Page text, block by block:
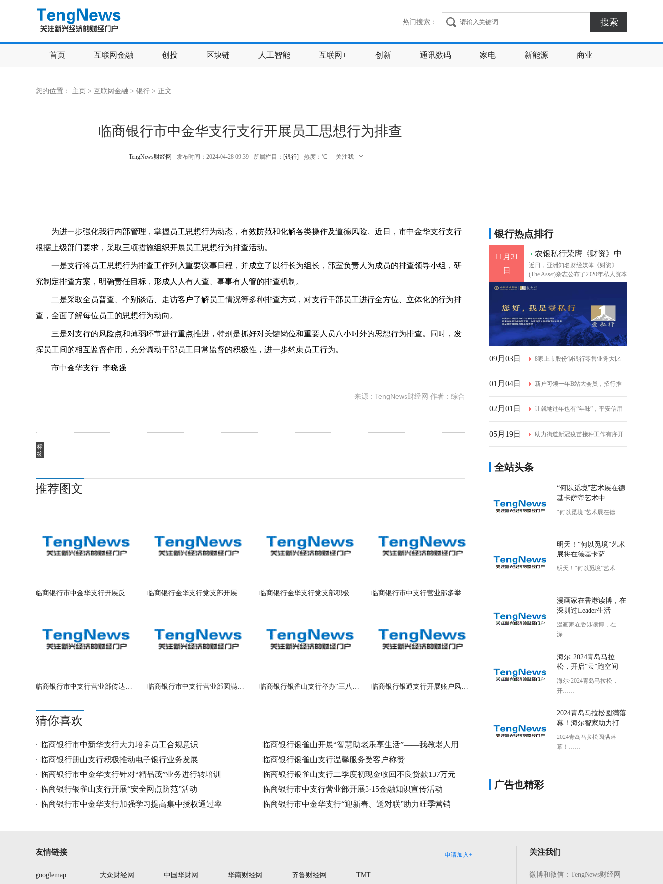
搜索
热门搜索：
首页 互联网金融 创投 区块链 人工智能 互联网+ 创新 通讯数码 家电 新能源 商业
您的位置： 主页 > 互联网金融 > 银行 > 正文
临商银行市中金华支行支行开展员工思想行为排查
TengNews财经网 发布时间：2024-04-28 09:39 所属栏目： [银行] 热度： ℃ 关注我
为进一步强化我行内部管理，掌握员工思想行为动态，有效防范和化解各类操作及道德风险。近日，市中金华支行支行
根据上级部门要求，采取三项措施组织开展员工思想行为排查活动。
一是支行将员工思想行为排查工作列入重要议事日程，并成立了以行长为组长，部室负责人为成员的排查领导小组，研
究制定排查方案，明确责任目标，形成人人有人查、事事有人管的排查机制。
二是采取全员普查、个别谈话、走访客户了解员工情况等多种排查方式，对支行干部员工进行全方位、立体化的行为排
查，全面了解每位员工的思想行为动向。
三是对支行的风险点和薄弱环节进行重点推进，特别是抓好对关键岗位和重要人员八小时外的思想行为排查。同时，发
挥员工间的相互监督作用，充分调动干部员工日常监督的积极性，进一步约束员工行为。
市中金华支行 李晓强
来源：TengNews财经网 作者：综合
标
签
推荐图文
临商银行市中金华支行开展反洗钱工作自 临商银行金华支行党支部开展主题为“以 临商银行金华支行党支部积极组织开展保 临商银行市中支行营业部多举措开展202
临商银行市中支行营业部传达学习临商银 临商银行市中支行营业部圆满完成旺季营 临商银行银雀山支行举办“三八”女神节 临商银行银通支行开展账户风险排查工作
猜你喜欢
临商银行市中新华支行大力培养员工合规意识
临商银行银雀山开展“智慧助老乐享生活”——我教老人用
手机
临商银行册山支行积极推动电子银行业务发展
临商银行银雀山支行温馨服务受客户称赞
临商银行市中金华支行针对“精品茂”业务进行转培训
临商银行银雀山支行二季度初现金收回不良贷款137万元
临商银行银雀山支行开展“安全网点防范”活动
临商银行市中支行营业部开展3·15金融知识宣传活动
临商银行市中金华支行加强学习提高集中授权通过率
临商银行市中金华支行“迎新春、送对联”助力旺季营销
银行热点排行
11月21
日
农银私行荣膺《财资》中
国区唯一“最佳
近日，亚洲知名财经媒体《财资》
(The Asset)杂志公布了2020年私人资本
大奖暨私人银行、财富管理、投资解
09月03日 8家上市股份制银行零售业务大比
拼 谁进
01月04日 新户可领一年B站大会员，招行推
出bilib
02月01日 让就地过年也有“年味”，平安信用
卡“
05月19日 ​助力街道新冠疫苗接种工作有序开
全站头条
“何以觅境”艺术展在德
基卡萨帝艺术中
“何以觅境”艺术展在德……
明天！“何以觅境”艺术
展将在德基卡萨
明天！“何以觅境”艺术……
漫画家在香港读博，在
深圳过Leader生活
漫画家在香港读博，在
深……
海尔·2024青岛马拉
松，开启“云”跑空间
海尔·2024青岛马拉松，
开……
2024青岛马拉松圆满落
幕！海尔智家助力打
2024青岛马拉松圆满落
幕！……
广告也精彩
友情链接 申请加入+
googlemap 大众财经网 中国华财网 华南财经网 齐鲁财经网 TMT
关注我们
微博和微信：TengNews财经网